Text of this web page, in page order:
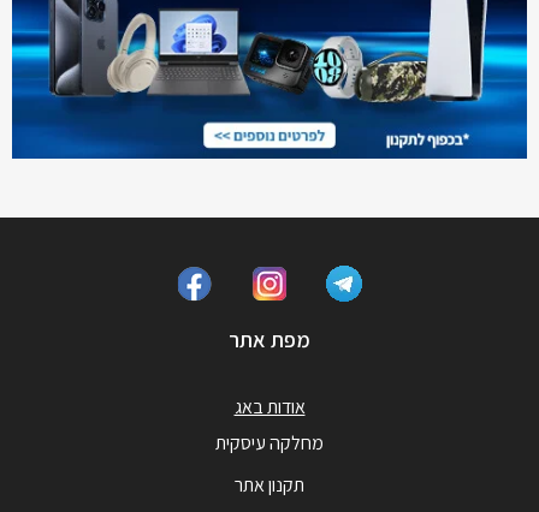
מפת אתר
אודות באג
מחלקה עיסקית
תקנון אתר